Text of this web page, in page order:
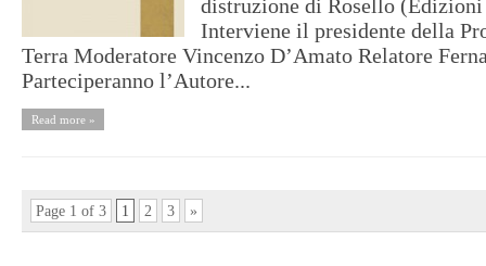
distruzione di Rosello
Interviene il presidente della
Terra Moderatore Vincenzo D’Amato Relatore
Parteciperanno l’Autore...
Read more »
Page 1 of 3 1 2 3 »